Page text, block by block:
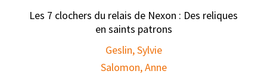
Les 7 clochers du relais de Nexon : Des reliques
en saints patrons
Geslin, Sylvie
Salomon, Anne